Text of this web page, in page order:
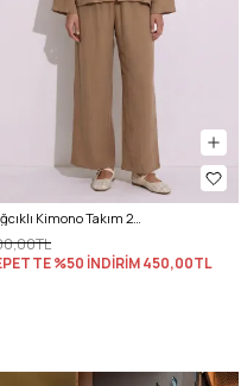
Bağcıklı Kimono Takım 26610 - BİSKÜVİ
%50 İNDİRİM450,00TL